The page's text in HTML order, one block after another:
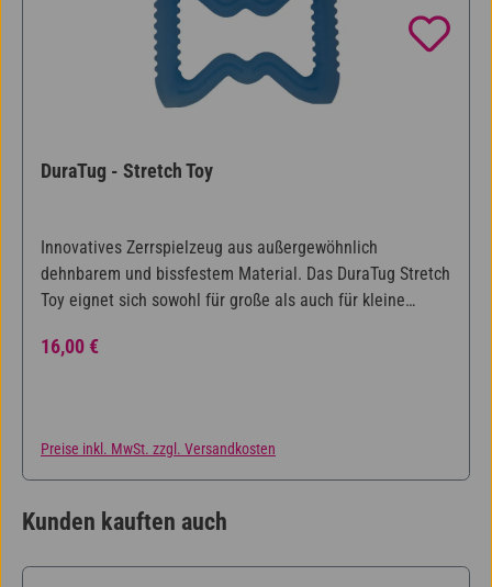
DuraTug - Stretch Toy
Innovatives Zerrspielzeug aus außergewöhnlich
dehnbarem und bissfestem Material. Das DuraTug Stretch
Toy eignet sich sowohl für große als auch für kleine
Zahnfleisch des Hundes und liegt dank seiner Form
Regulärer Preis:
16,00 €
Preise inkl. MwSt. zzgl. Versandkosten
Kunden kauften auch